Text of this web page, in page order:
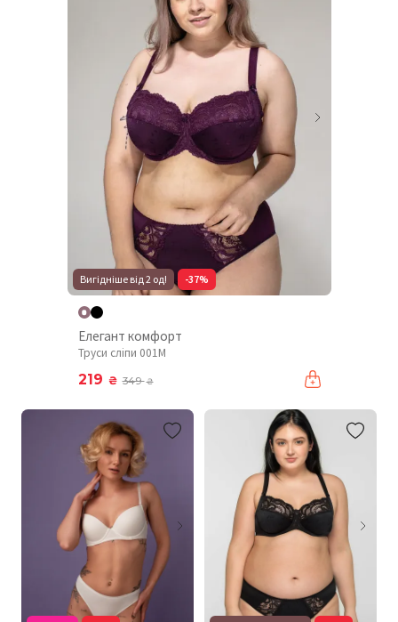
Вигідніше від 2 од! -37%
Елегант комфорт
Труси сліпи 001М
219 ₴ 349₴